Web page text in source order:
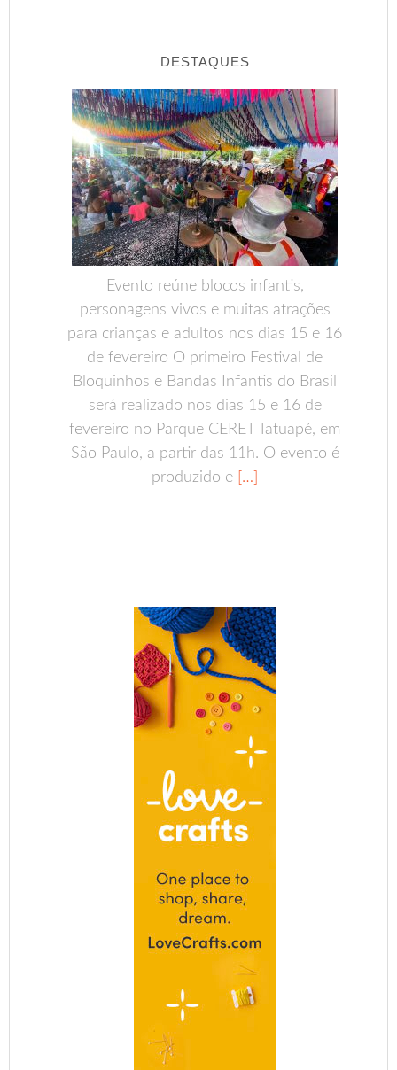
DESTAQUES
Evento reúne blocos infantis,
personagens vivos e muitas atrações
para crianças e adultos nos dias 15 e 16
de fevereiro O primeiro Festival de
Bloquinhos e Bandas Infantis do Brasil
será realizado nos dias 15 e 16 de
fevereiro no Parque CERET Tatuapé, em
São Paulo, a partir das 11h. O evento é
produzido e […]